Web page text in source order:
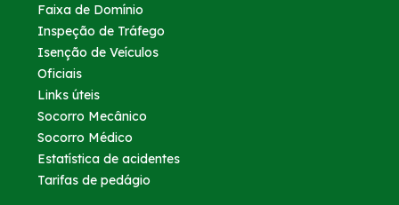
Faixa de Domínio
Inspeção de Tráfego
Isenção de Veículos
Oficiais
Links úteis
Socorro Mecânico
Socorro Médico
Estatística de acidentes
Tarifas de pedágio